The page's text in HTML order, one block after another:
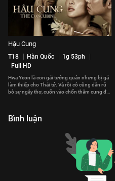
Hậu Cung
T18 Hàn Quốc
1g 53ph
Full HD
Hwa Yeon là con gái tướng quân nhưng bị gả
làm thiếp cho Thái tử. Và rồi cô cũng dần rũ
bỏ sự ngây thơ, cuốn vào chốn thâm cung đầy
Bình luận